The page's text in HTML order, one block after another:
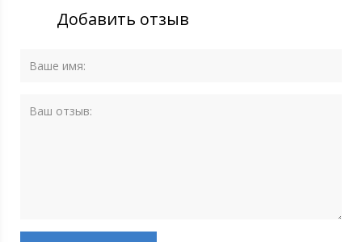
Добавить отзыв